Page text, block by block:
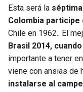
Esta será la
Colombia participe
Chile en 1962.. El
Brasil 2014,
importante a tener
viene con ansias de
instalarse al